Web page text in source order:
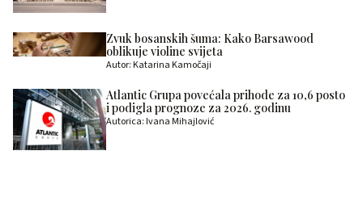
Zvuk bosanskih šuma: Kako Barsawood
oblikuje violine svijeta
Autor: Katarina Kamočaji
Atlantic Grupa povećala prihode za 10,6 posto
i podigla prognoze za 2026. godinu
Autorica: Ivana Mihajlović